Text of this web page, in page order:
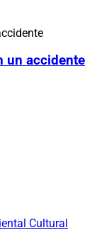
un accidente
Cultural